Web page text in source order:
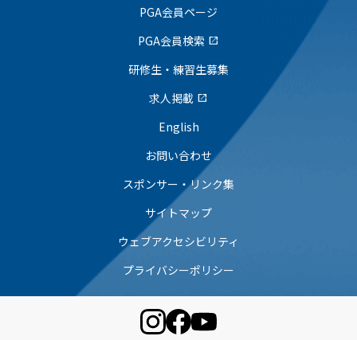
PGA会員ページ
PGA会員検索 open_in_new
研修生・練習生募集
求人掲載 open_in_new
English
お問い合わせ
スポンサー・リンク集
サイトマップ
ウェブアクセシビリティ
プライバシーポリシー